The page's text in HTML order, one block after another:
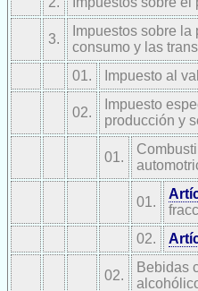
3.
Impuestos sobre la
consumo y las
01. Impuesto al
02.
Impuesto
producción y
01.
01.
02.
02.
Bebidas